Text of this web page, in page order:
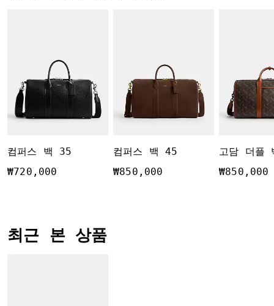
컴퍼스 백 35
₩720,000
컴퍼스 백 45
₩850,000
₩850,000
최근 본 상품